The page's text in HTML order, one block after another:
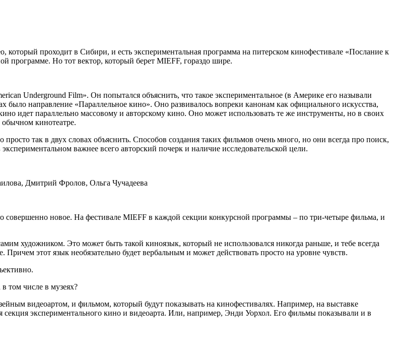
который проходит в Сибири, и есть экспериментальная программа на питерском кинофестивале «Послание к
программе. Но тот вектор, который берет MIEFF, гораздо шире.
Underground Film». Он попытался объяснить, что такое экспериментальное (в Америке его называли
направление «Параллельное кино». Оно развивалось вопреки канонам как официального искусства,
идет параллельно массовому и авторскому кино. Оно может использовать те же инструменты, но в своих
кинотеатре.
так в двух словах объяснить. Способов создания таких фильмов очень много, но они всегда про поиск,
важнее всего авторский почерк и наличие исследовательской цели.
Дмитрий Фролов, Ольга Чучадеева
совершенно новое. На фестивале MIEFF в каждой секции конкурсной программы – по три-четыре фильма, и
художником. Это может быть такой киноязык, который не использовался никогда раньше, и тебе всегда
Причем этот язык необязательно будет вербальным и может действовать просто на уровне чувств.
том числе в музеях?
видеоартом, и фильмом, который будут показывать на кинофестивалях. Например, на выставке
секция экспериментального кино и видеоарта. Или, например, Энди Уорхол. Его фильмы показывали и в